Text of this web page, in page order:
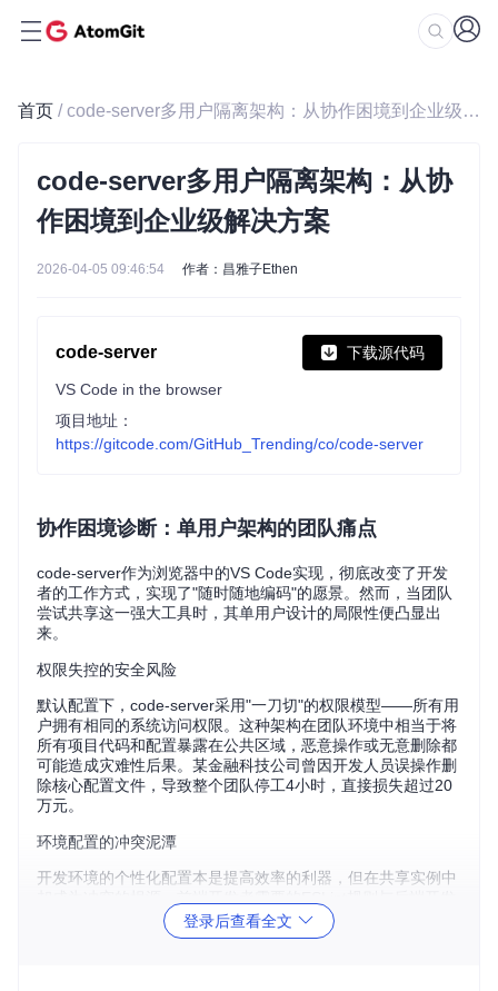
首页 / code-server多用户隔离架构：从协作困境到企业级解决方案
code-server多用户隔离架构：从协
作困境到企业级解决方案
2026-04-05 09:46:54 作者：昌雅子Ethen
code-server 下载源代码
VS Code in the browser
项目地址：
https://gitcode.com/GitHub_Trending/co/code-server
协作困境诊断：单用户架构的团队痛点
code-server作为浏览器中的VS Code实现，彻底改变了开发
者的工作方式，实现了"随时随地编码"的愿景。然而，当团队
尝试共享这一强大工具时，其单用户设计的局限性便凸显出
来。
权限失控的安全风险
默认配置下，code-server采用"一刀切"的权限模型——所有用
户拥有相同的系统访问权限。这种架构在团队环境中相当于将
所有项目代码和配置暴露在公共区域，恶意操作或无意删除都
可能造成灾难性后果。某金融科技公司曾因开发人员误操作删
除核心配置文件，导致整个团队停工4小时，直接损失超过20
万元。
环境配置的冲突泥潭
开发环境的个性化配置本是提高效率的利器，但在共享实例中
者的Python格式化配置相互覆盖，团队成员不得不花费30%的
工作时间在环境修复上。更严重的是，扩展更新可能导致某些
登录后查看全文